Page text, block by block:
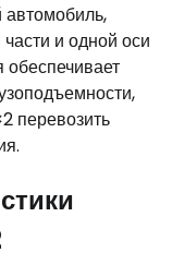
автомобиль,
и одной оси
обеспечивает
перевозить